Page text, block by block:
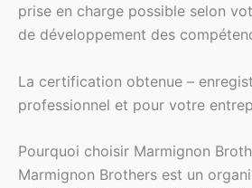
prise en charge possible selon
de développement des
La certification obtenue –
professionnel et pour votre
Pourquoi choisir Marmignon
Marmignon Brothers est un